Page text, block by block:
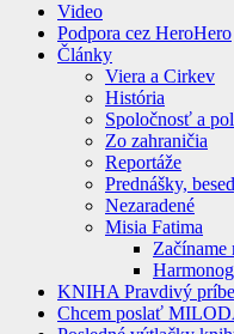
Video
Podpora cez HeroHero
Články
Viera a Cirkev
História
Spoločnosť a
Zo zahraničia
Reportáže
Prednášky,
Nezaradené
Misia Fatima
Začíname
KNIHA Pravdivý
Chcem poslať